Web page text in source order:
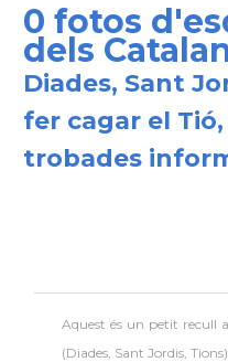
0 fotos
dels
Diades, Sant
fer cagar el
trobades
Aquest és un petit recull
(Diades, Sant Jordis,